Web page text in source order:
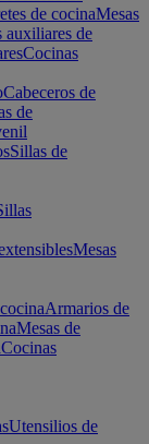
de cocinaMesas
auxiliares de
Cocinas
Cabeceros de
de
Sillas de
Mesas
Armarios de
Mesas de
Cocinas
Utensilios de